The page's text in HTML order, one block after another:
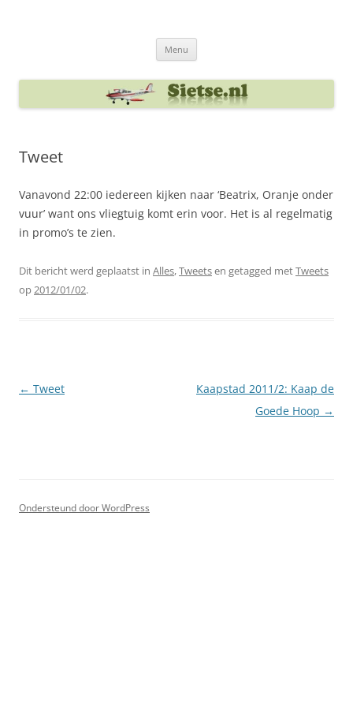
Menu
Tweet
Vanavond 22:00 iedereen kijken naar ‘Beatrix, Oranje onder
vuur’ want ons vliegtuig komt erin voor. Het is al regelmatig
in promo’s te zien.
Dit bericht werd geplaatst in Alles,Tweetsen getagged metTweets
op2012/01/02.
Berichtnavigatie
← Tweet
Kaapstad 2011/2: Kaap de
Goede Hoop →
Ondersteund door WordPress